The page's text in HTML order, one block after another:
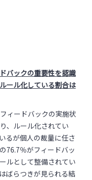
バックの重要性を認識
ール化している割合は
ィードバックの実施状
、ルール化されてい
るが個人の裁量に任さ
76.7％がフィードバッ
ルとして整備されてい
ばらつきが見られる結